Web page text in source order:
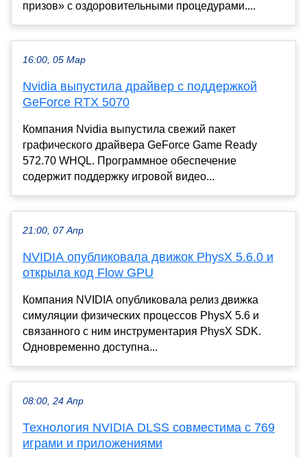
призов» с оздоровительными процедурами....
16:00, 05 Мар
Nvidia выпустила драйвер с поддержкой
GeForce RTX 5070
Компания Nvidia выпустила свежий пакет
графического драйвера GeForce Game Ready
572.70 WHQL. Программное обеспечение
содержит поддержку игровой видео...
21:00, 07 Апр
NVIDIA опубликовала движок PhysX 5.6.0 и
открыла код Flow GPU
Компания NVIDIA опубликовала релиз движка
симуляции физических процессов PhysX 5.6 и
связанного с ним инструментария PhysX SDK.
Одновременно доступна...
08:00, 24 Апр
Технология NVIDIA DLSS совместима с 769
играми и приложениями